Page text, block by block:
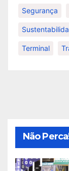
Segurança
Terminal
Não